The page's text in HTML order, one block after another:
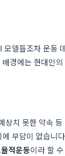
델들조차 운동
경에는 현대인
치 못한 약속
부담이 없습니
적운동이라 할